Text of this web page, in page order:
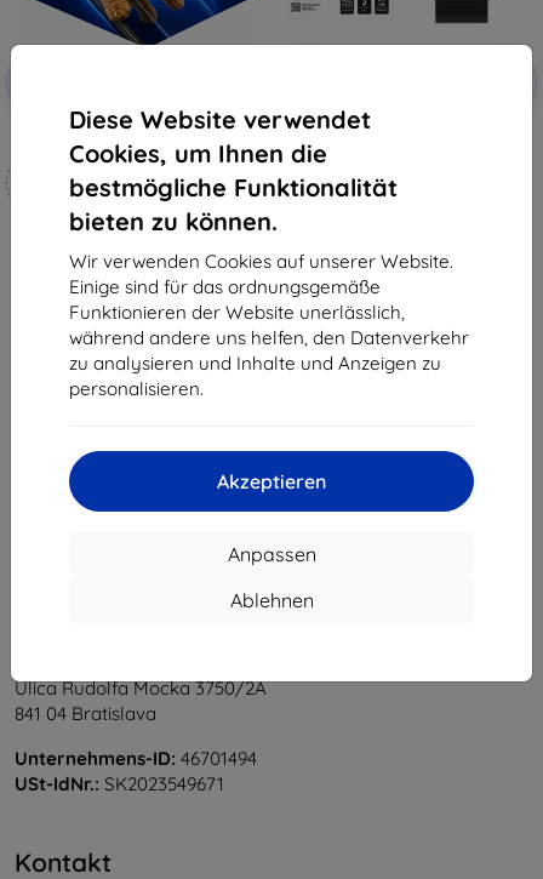
Diese Website verwendet
Cookies, um Ihnen die
bestmögliche Funktionalität
bieten zu können.
Wir verwenden Cookies auf unserer Website.
Einige sind für das ordnungsgemäße
Funktionieren der Website unerlässlich,
während andere uns helfen, den Datenverkehr
zu analysieren und Inhalte und Anzeigen zu
personalisieren.
Akzeptieren
Anpassen
Ablehnen
3mk Hammer Schutzfolie
Maßgeschneidert
hergestellt
19,90 €
17,91 €
Auf Lager 4 Stk.
3MK FlexibleGlass Watch Skagen
10,90 €
9,81 €
1
Ulica Rudolfa Mocka 3750/2A
841 04 Bratislava
Unternehmens-ID: 46701494
USt-IdNr.: SK2023549671
Kontakt